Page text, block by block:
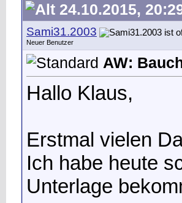
24.10.2015,
Sami31.2003
Neuer Benutzer
AW:
Hallo Klaus,
Erstmal vielen
Ich habe heute
Unterlage